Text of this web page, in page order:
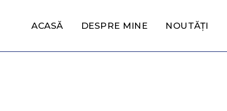
ACASĂ DESPRE MINE NOUTĂȚI